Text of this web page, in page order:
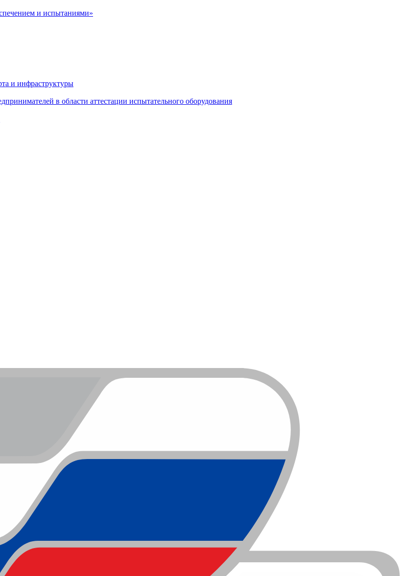
и испытаниями»
и инфраструктуры
в области аттестации испытательного оборудования